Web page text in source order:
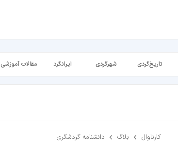
تاریخ‌گردی شهرگردی ایرانگرد مقالات آموزشی
کارناوال بلاگ دانشنامه گردشگری